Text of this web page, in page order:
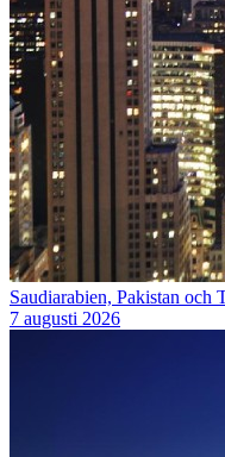
Saudiarabien, Pakistan och
7 augusti 2026